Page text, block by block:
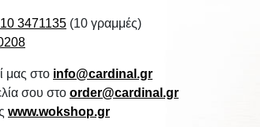
3471135 (10 γραμμές)
μας στο info@cardinal.gr
σου στο order@cardinal.gr
www.wokshop.gr